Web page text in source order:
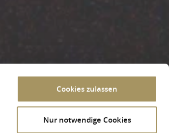
Cookies zulassen
Nur notwendige Cookies